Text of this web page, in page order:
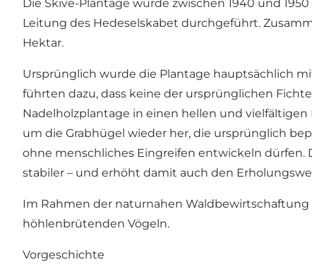
Die Skive-Plantage wurde zwischen 1940 und
Leitung des Hedeselskabet durchgeführt.
Hektar.
Ursprünglich wurde die Plantage hauptsächlich
führten dazu, dass keine der ursprünglichen
Nadelholzplantage in einen hellen und
um die Grabhügel wieder her, die ursprünglich
ohne menschliches Eingreifen entwickeln
stabiler – und erhöht damit auch den
Im Rahmen der naturnahen
höhlenbrütenden Vögeln.
Vorgeschichte